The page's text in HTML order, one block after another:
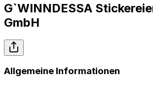
G`WINNDESSA
GmbH
Allgemeine Informationen